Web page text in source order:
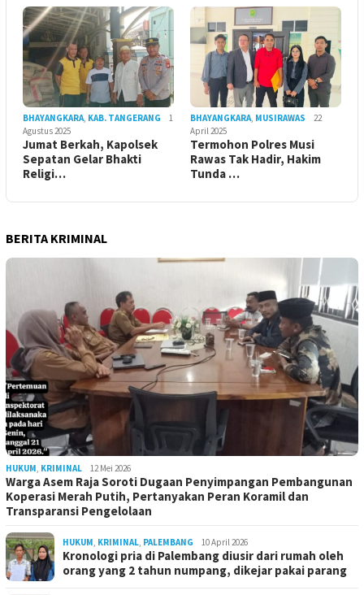
BHAYANGKARA, KAB. TANGERANG
1
Agustus 2025
Jumat Berkah, Kapolsek
Sepatan Gelar Bhakti
Religi…
BHAYANGKARA, MUSIRAWAS
22
April 2025
Termohon Polres Musi
Rawas Tak Hadir, Hakim
Tunda …
BERITA KRIMINAL
HUKUM, KRIMINAL 12 Mei 2026
Warga Asem Raja Soroti Dugaan Penyimpangan Pembangunan
Koperasi Merah Putih, Pertanyakan Peran Koramil dan
Transparansi Pengelolaan
HUKUM, KRIMINAL, PALEMBANG 10 April 2026
Kronologi pria di Palembang diusir dari rumah oleh
orang yang 2 tahun numpang, dikejar pakai parang